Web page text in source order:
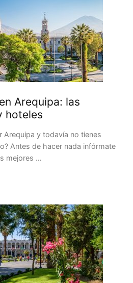
Arequipa: las
hoteles
Arequipa y todavía no tienes
Antes de hacer nada infórmate
mejores …